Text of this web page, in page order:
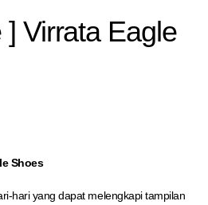
Virrata Eagle
Shoes
hari yang dapat melengkapi tampilan